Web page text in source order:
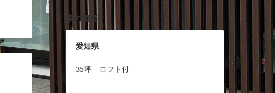
家の概要
愛知県
35坪 ロフト付